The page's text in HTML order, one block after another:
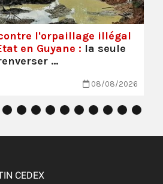
contre l'orpaillage illégal
en Guyane : la seule
…
08/08/2026
CEDEX